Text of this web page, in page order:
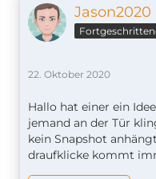
Jason2020
22. Oktober 2020
Hallo hat einer ein
jemand an der Tür
kein Snapshot
draufklicke kommt